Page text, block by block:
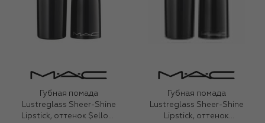
Губная помада
Lustreglass Sheer-Shine
Lipstick, оттенок $ellout
Губная помада
Lustreglass Sheer-Shine
Lipstick, оттенок